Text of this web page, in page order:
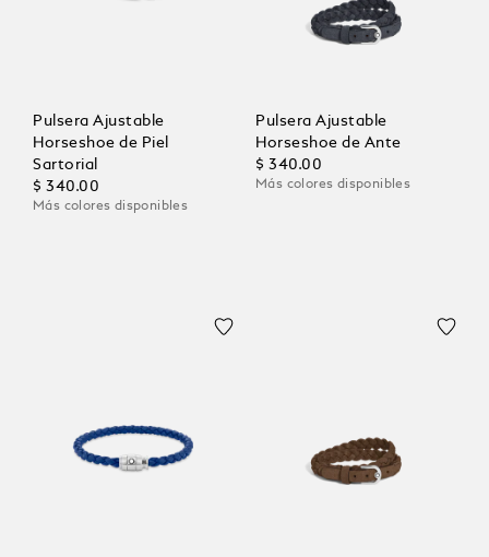
Pulsera Ajustable
Horseshoe de Piel
Sartorial
$ 340.00
Más colores disponibles
Pulsera Ajustable
Horseshoe de Ante
$ 340.00
Más colores disponibles